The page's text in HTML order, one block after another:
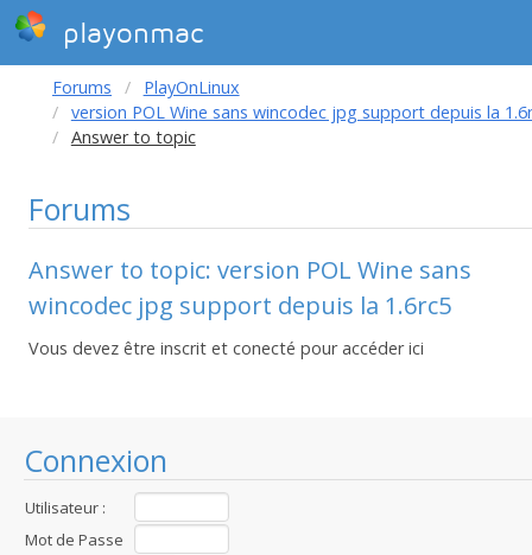
playonmac
Connexion
Utilisateur :
Mot de Passe
Forums
PlayOnLinux
version POL Wine sans wincodec jpg support depuis la
Answer to topic
Forums
Answer to topic: version POL Wine sans
wincodec jpg support depuis la 1.6rc5
Vous devez être inscrit et conecté pour accéder ici